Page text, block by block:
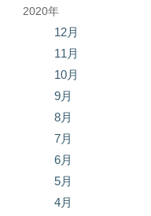
2020年
12月
11月
10月
9月
8月
7月
6月
5月
4月